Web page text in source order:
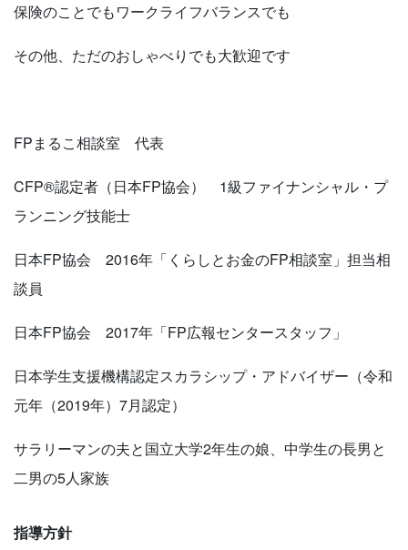
保険のことでもワークライフバランスでも
その他、ただのおしゃべりでも大歓迎です
FPまるこ相談室 代表
CFP®認定者（日本FP協会） 1級ファイナンシャル・プ
ランニング技能士
日本FP協会 2016年「くらしとお金のFP相談室」担当相
談員
日本FP協会 2017年「FP広報センタースタッフ」
日本学生支援機構認定スカラシップ・アドバイザー（令和
元年（2019年）7月認定）
サラリーマンの夫と国立大学2年生の娘、中学生の長男と
二男の5人家族
指導方針